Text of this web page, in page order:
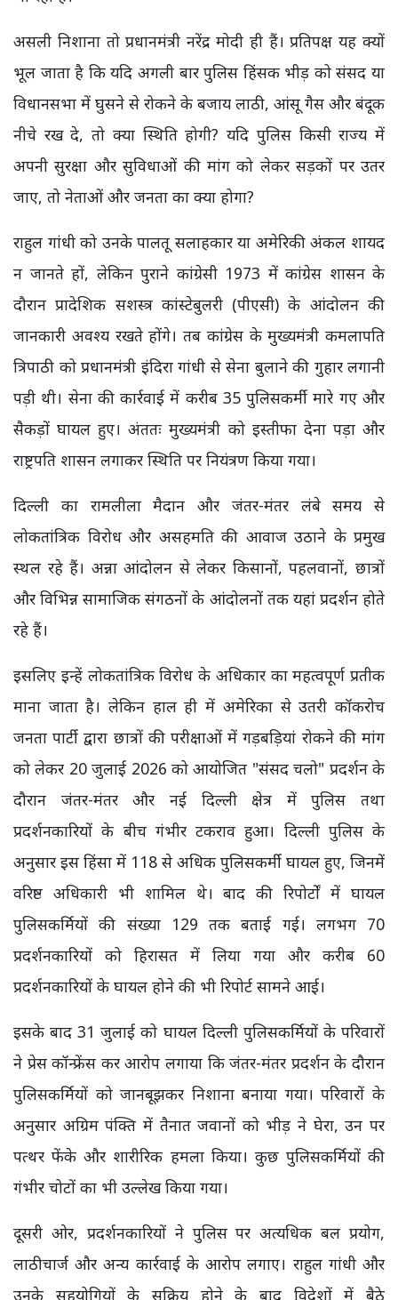
असली निशाना तो प्रधानमंत्री नरेंद्र मोदी ही हैं। प्रतिपक्ष यह क्यों
भूल जाता है कि यदि अगली बार पुलिस हिंसक भीड़ को संसद या
विधानसभा में घुसने से रोकने के बजाय लाठी, आंसू गैस और बंदूक
नीचे रख दे, तो क्या स्थिति होगी? यदि पुलिस किसी राज्य में
अपनी सुरक्षा और सुविधाओं की मांग को लेकर सड़कों पर उतर
जाए, तो नेताओं और जनता का क्या होगा?
राहुल गांधी को उनके पालतू सलाहकार या अमेरिकी अंकल शायद
न जानते हों, लेकिन पुराने कांग्रेसी 1973 में कांग्रेस शासन के
दौरान प्रादेशिक सशस्त्र कांस्टेबुलरी (पीएसी) के आंदोलन की
जानकारी अवश्य रखते होंगे। तब कांग्रेस के मुख्यमंत्री कमलापति
त्रिपाठी को प्रधानमंत्री इंदिरा गांधी से सेना बुलाने की गुहार लगानी
पड़ी थी। सेना की कार्रवाई में करीब 35 पुलिसकर्मी मारे गए और
सैकड़ों घायल हुए। अंततः मुख्यमंत्री को इस्तीफा देना पड़ा और
राष्ट्रपति शासन लगाकर स्थिति पर नियंत्रण किया गया।
दिल्ली का रामलीला मैदान और जंतर-मंतर लंबे समय से
लोकतांत्रिक विरोध और असहमति की आवाज उठाने के प्रमुख
स्थल रहे हैं। अन्ना आंदोलन से लेकर किसानों, पहलवानों, छात्रों
और विभिन्न सामाजिक संगठनों के आंदोलनों तक यहां प्रदर्शन होते
रहे हैं।
इसलिए इन्हें लोकतांत्रिक विरोध के अधिकार का महत्वपूर्ण प्रतीक
माना जाता है। लेकिन हाल ही में अमेरिका से उतरी कॉकरोच
जनता पार्टी द्वारा छात्रों की परीक्षाओं में गड़बड़ियां रोकने की मांग
को लेकर 20 जुलाई 2026 को आयोजित "संसद चलो" प्रदर्शन के
दौरान जंतर-मंतर और नई दिल्ली क्षेत्र में पुलिस तथा
प्रदर्शनकारियों के बीच गंभीर टकराव हुआ। दिल्ली पुलिस के
अनुसार इस हिंसा में 118 से अधिक पुलिसकर्मी घायल हुए, जिनमें
वरिष्ठ अधिकारी भी शामिल थे। बाद की रिपोर्टों में घायल
पुलिसकर्मियों की संख्या 129 तक बताई गई। लगभग 70
प्रदर्शनकारियों को हिरासत में लिया गया और करीब 60
प्रदर्शनकारियों के घायल होने की भी रिपोर्ट सामने आई।
इसके बाद 31 जुलाई को घायल दिल्ली पुलिसकर्मियों के परिवारों
ने प्रेस कॉन्फ्रेंस कर आरोप लगाया कि जंतर-मंतर प्रदर्शन के दौरान
पुलिसकर्मियों को जानबूझकर निशाना बनाया गया। परिवारों के
अनुसार अग्रिम पंक्ति में तैनात जवानों को भीड़ ने घेरा, उन पर
पत्थर फेंके और शारीरिक हमला किया। कुछ पुलिसकर्मियों की
गंभीर चोटों का भी उल्लेख किया गया।
दूसरी ओर, प्रदर्शनकारियों ने पुलिस पर अत्यधिक बल प्रयोग,
लाठीचार्ज और अन्य कार्रवाई के आरोप लगाए। राहुल गांधी और
उनके सहयोगियों के सक्रिय होने के बाद विदेशों में बैठे